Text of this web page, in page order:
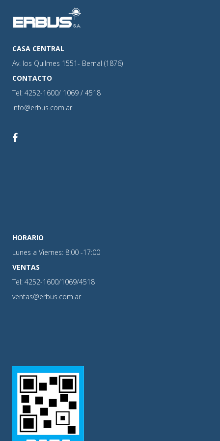
CASA CENTRAL
Av. los Quilmes 1551- Bernal (1876)
CONTACTO
Tel: 4252-1600/ 1069 / 4518
info@erbus.com.ar
HORARIO
Lunes a Viernes: 8:00 -17:00
VENTAS
Tel: 4252-1600/1069/4518
ventas@erbus.com.ar